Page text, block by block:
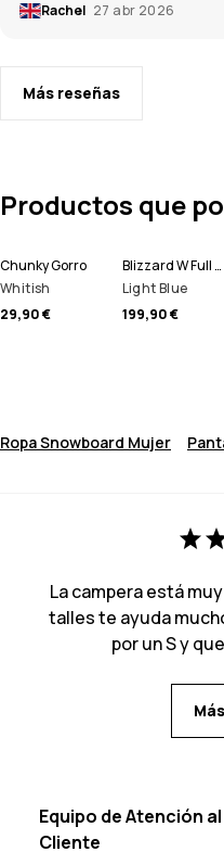
Rachel 27 abr 2026
Más reseñas
Productos que
Chunky Gorro
Whitish
29,90 €
Blizzard W Full Zip Chaqueta Snowboard Mujer
Light Blue
199,90 €
Ropa Snowboard Mujer
La campera está
talles te ayuda
por un S y
Equipo de Atención al
Cliente